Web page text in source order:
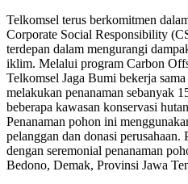
Telkomsel terus berkomitmen
Corporate Social Responsibility
terdepan dalam mengurangi
iklim. Melalui program Carbon
Telkomsel Jaga Bumi bekerja
melakukan penanaman sebanyak
beberapa kawasan konservasi
Penanaman pohon ini
pelanggan dan donasi
dengan seremonial penanaman
Bedono, Demak, Provinsi Jawa